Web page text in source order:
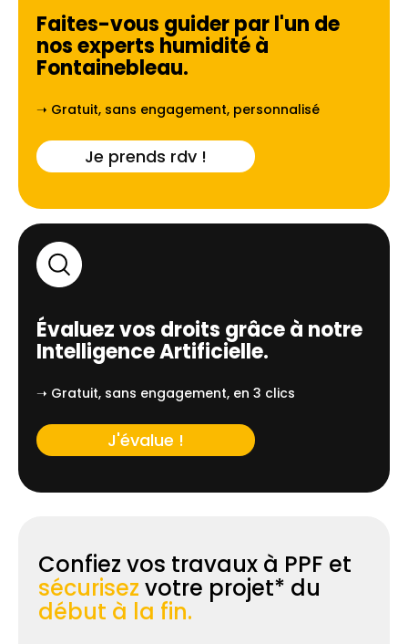
Faites-vous guider par l'un de
nos experts humidité à
Fontainebleau.
➝ Gratuit, sans engagement, personnalisé
Je prends rdv !
Évaluez vos droits grâce à notre
Intelligence Artificielle.
➝ Gratuit, sans engagement, en 3 clics
J'évalue !
Confiez vos travaux à PPF et
sécurisez votre projet* du
début à la fin.